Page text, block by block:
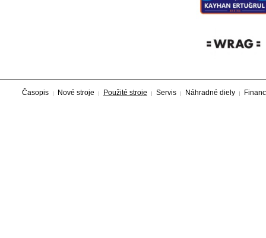
Časopis Nové stroje Použité stroje Servis Náhradné diely